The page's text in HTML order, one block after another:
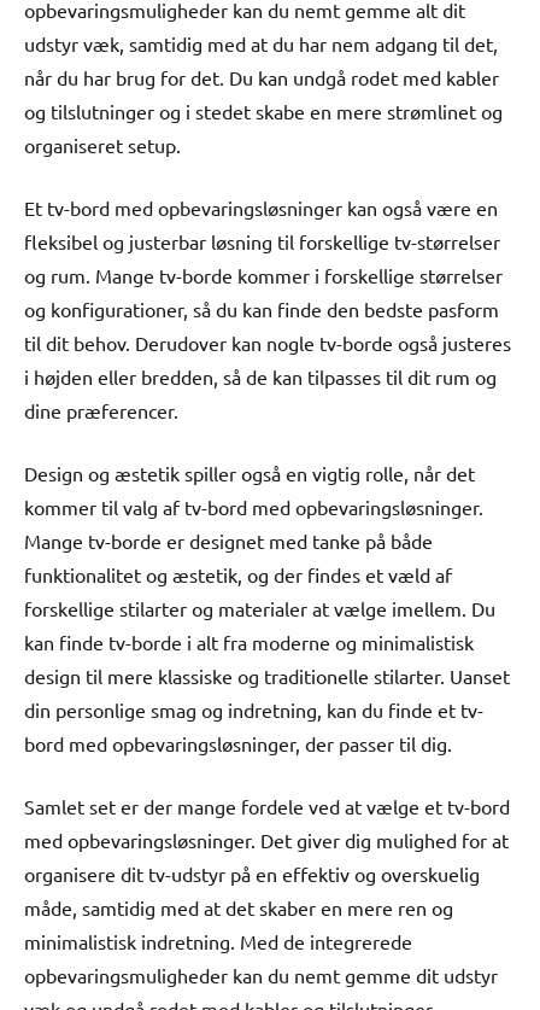
opbevaringsmuligheder kan du nemt gemme alt dit
udstyr væk, samtidig med at du har nem adgang til det,
når du har brug for det. Du kan undgå rodet med kabler
og tilslutninger og i stedet skabe en mere strømlinet og
organiseret setup.
Et tv-bord med opbevaringsløsninger kan også være en
fleksibel og justerbar løsning til forskellige tv-størrelser
og rum. Mange tv-borde kommer i forskellige størrelser
og konfigurationer, så du kan finde den bedste pasform
til dit behov. Derudover kan nogle tv-borde også justeres
i højden eller bredden, så de kan tilpasses til dit rum og
dine præferencer.
Design og æstetik spiller også en vigtig rolle, når det
kommer til valg af tv-bord med opbevaringsløsninger.
Mange tv-borde er designet med tanke på både
funktionalitet og æstetik, og der findes et væld af
forskellige stilarter og materialer at vælge imellem. Du
kan finde tv-borde i alt fra moderne og minimalistisk
design til mere klassiske og traditionelle stilarter. Uanset
din personlige smag og indretning, kan du finde et tv-
bord med opbevaringsløsninger, der passer til dig.
Samlet set er der mange fordele ved at vælge et tv-bord
med opbevaringsløsninger. Det giver dig mulighed for at
organisere dit tv-udstyr på en effektiv og overskuelig
måde, samtidig med at det skaber en mere ren og
minimalistisk indretning. Med de integrerede
opbevaringsmuligheder kan du nemt gemme dit udstyr